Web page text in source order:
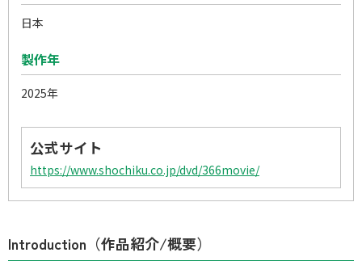
日本
製作年
2025年
公式サイト
https://www.shochiku.co.jp/dvd/366movie/
Introduction（作品紹介/概要）